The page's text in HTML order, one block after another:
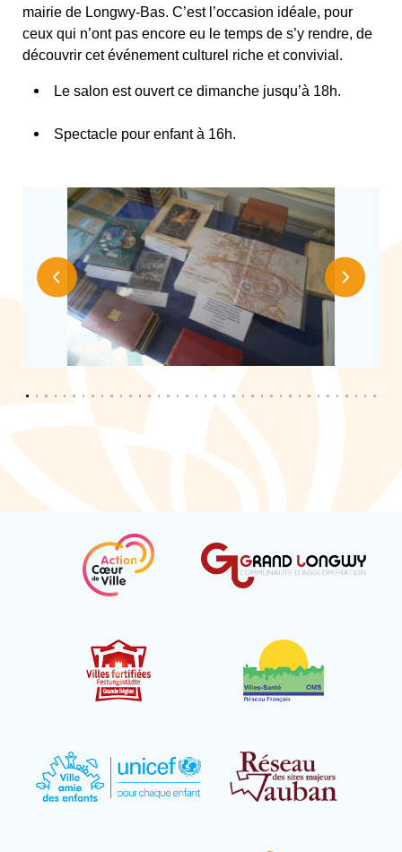
mairie de Longwy-Bas. C’est l’occasion idéale, pour
ceux qui n’ont pas encore eu le temps de s’y rendre, de
découvrir cet événement culturel riche et convivial.
Le salon est ouvert ce dimanche jusqu’à 18h.
Spectacle pour enfant à 16h.